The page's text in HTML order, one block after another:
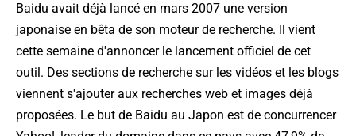
Baidu avait déjà lancé en mars 2007 une version
japonaise en bêta de son moteur de recherche. Il vient
cette semaine d'annoncer le lancement officiel de cet
outil. Des sections de recherche sur les vidéos et les blogs
viennent s'ajouter aux recherches web et images déjà
proposées. Le but de Baidu au Japon est de concurrencer